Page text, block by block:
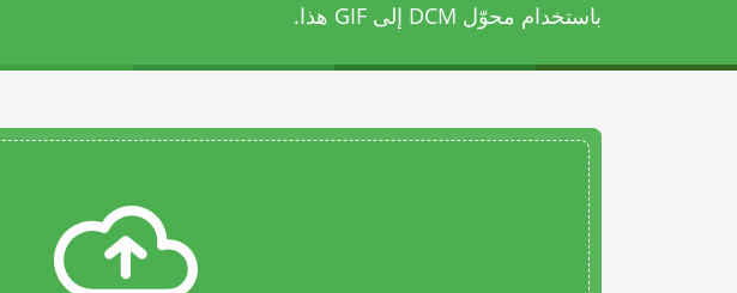
باستخدام محوّل DCM إلى GIF هذا.